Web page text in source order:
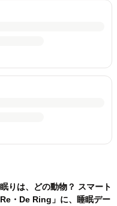
りは、どの動物？ スマート
・De Ring」に、睡眠デー